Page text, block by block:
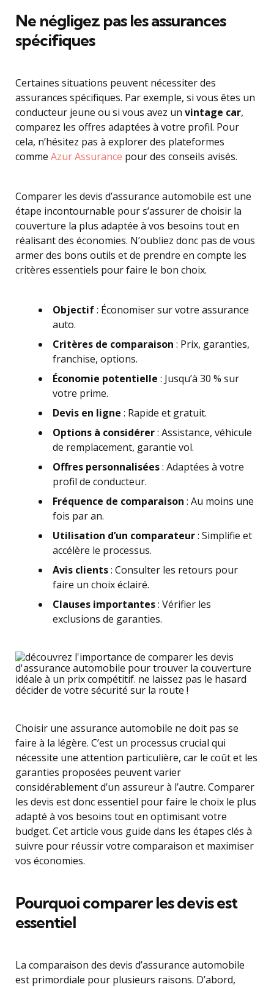
Ne négligez pas les assurances
spécifiques
Certaines situations peuvent nécessiter des
assurances spécifiques. Par exemple, si vous êtes un
conducteur jeune ou si vous avez un vintage car,
comparez les offres adaptées à votre profil. Pour
cela, n’hésitez pas à explorer des plateformes
comme Azur Assurance pour des conseils avisés.
Comparer les devis d’assurance automobile est une
étape incontournable pour s’assurer de choisir la
couverture la plus adaptée à vos besoins tout en
réalisant des économies. N’oubliez donc pas de vous
armer des bons outils et de prendre en compte les
critères essentiels pour faire le bon choix.
Objectif: Économiser sur votre assurance
auto.
Critères de comparaison : Prix, garanties,
franchise, options.
Économie potentielle : Jusqu’à 30 % sur
votre prime.
Devis en ligne : Rapide et gratuit.
Options à considérer: Assistance, véhicule
de remplacement, garantie vol.
Offres personnalisées: Adaptées à votre
profil de conducteur.
Fréquence de comparaison : Au moins une
fois par an.
Utilisation d’un comparateur: Simplifie et
accélère le processus.
Avis clients: Consulter les retours pour
faire un choix éclairé.
Clauses importantes: Vérifier les
exclusions de garanties.
Choisir une assurance automobile ne doit pas se
faire à la légère. C’est un processus crucial qui
nécessite une attention particulière, car le coût et les
garanties proposées peuvent varier
considérablement d’un assureur à l’autre. Comparer
les devis est donc essentiel pour faire le choix le plus
adapté à vos besoins tout en optimisant votre
budget. Cet article vous guide dans les étapes clés à
suivre pour réussir votre comparaison et maximiser
vos économies.
Pourquoi comparer les devis est
essentiel
La comparaison des devis d’assurance automobile
est primordiale pour plusieurs raisons. D’abord,